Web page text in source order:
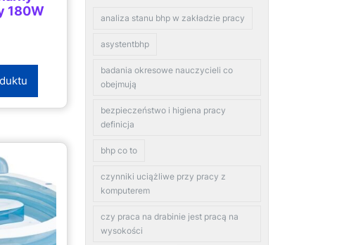
180W
analiza stanu bhp w zakładzie pracy
asystentbhp
badania okresowe nauczycieli co
obejmują
bezpieczeństwo i higiena pracy
definicja
bhp co to
czynniki uciążliwe przy pracy z
komputerem
czy praca na drabinie jest pracą na
wysokości